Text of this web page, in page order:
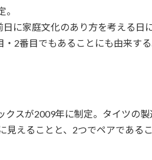
に家庭文化のあり方を考える日
2番目でもあることにも由来する
クスが2009年に制定。タイツの
見えることと、2つでペアであるこ